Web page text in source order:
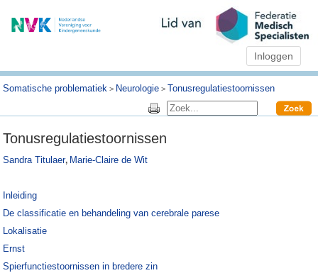
Inloggen
Somatische problematiek > Neurologie > Tonusregulatiestoornissen
Tonusregulatiestoornissen
Sandra Titulaer, Marie-Claire de Wit
Inleiding
De classificatie en behandeling van cerebrale parese
Lokalisatie
Ernst
Spierfunctiestoornissen in bredere zin